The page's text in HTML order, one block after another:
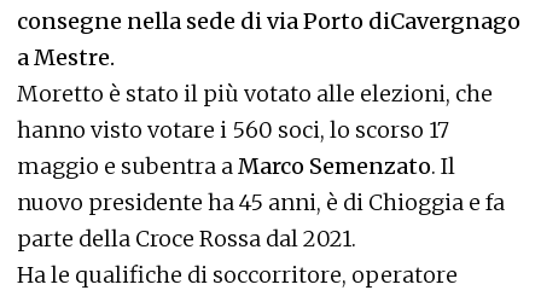
consegne nella sede di via Porto diCavergnago
a Mestre.
Moretto è stato il più votato alle elezioni, che
hanno visto votare i 560 soci, lo scorso 17
maggio e subentra aMarco Semenzato. Il
nuovo presidente ha 45 anni, è di Chioggia e fa
parte della Croce Rossa dal 2021.
Ha le qualifiche di soccorritore, operatore